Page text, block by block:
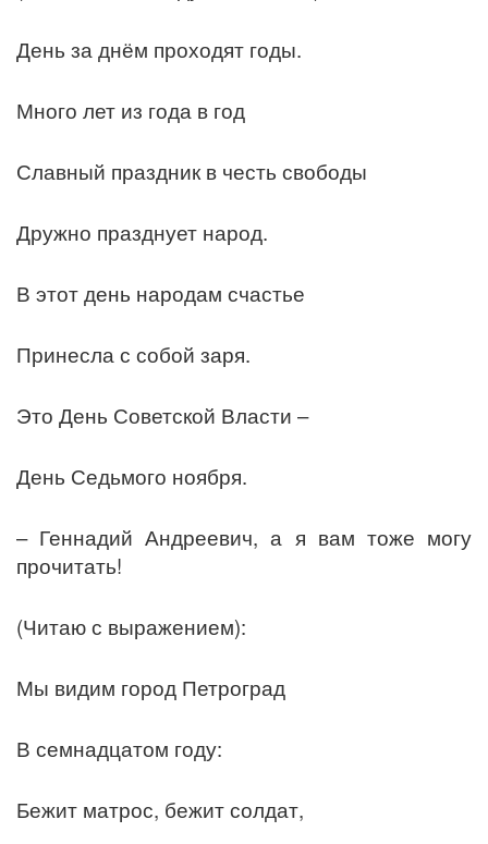
День за днём проходят годы.
Много лет из года в год
Славный праздник в честь свободы
Дружно празднует народ.
В этот день народам счастье
Принесла с собой заря.
Это День Советской Власти –
День Седьмого ноября.
– Геннадий Андреевич, а я вам тоже могу
прочитать!
(Читаю с выражением):
Мы видим город Петроград
В семнадцатом году:
Бежит матрос, бежит солдат,